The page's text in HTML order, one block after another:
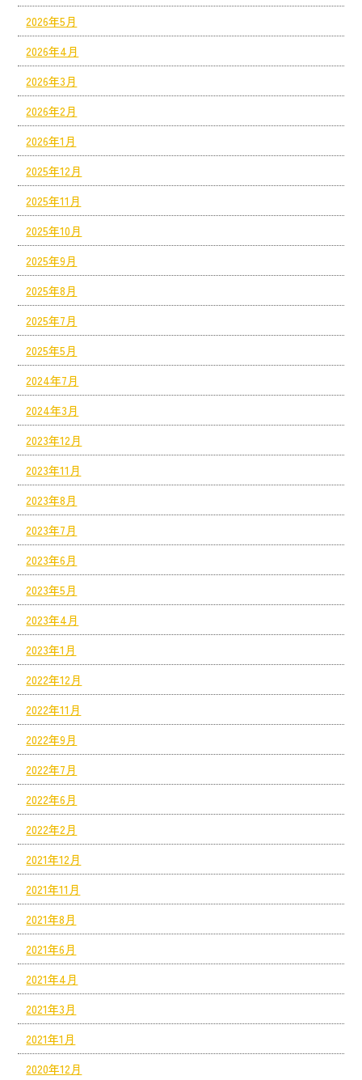
2026年5月
2026年4月
2026年3月
2026年2月
2026年1月
2025年12月
2025年11月
2025年10月
2025年9月
2025年8月
2025年7月
2025年5月
2024年7月
2024年3月
2023年12月
2023年11月
2023年8月
2023年7月
2023年6月
2023年5月
2023年4月
2023年1月
2022年12月
2022年11月
2022年9月
2022年7月
2022年6月
2022年2月
2021年12月
2021年11月
2021年8月
2021年6月
2021年4月
2021年3月
2021年1月
2020年12月